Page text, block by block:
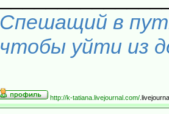
Спешащий в
чтобы уйти из
http://k-tatiana.livejournal.com/